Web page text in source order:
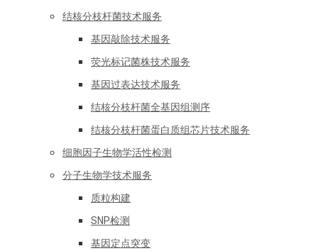
结核分枝杆菌技术服务
基因敲除技术服务
荧光标记菌株技术服务
基因过表达技术服务
结核分枝杆菌全基因组测序
结核分枝杆菌蛋白质组芯片技术服务
细胞因子生物学活性检测
分子生物学技术服务
质粒构建
SNP检测
基因定点突变